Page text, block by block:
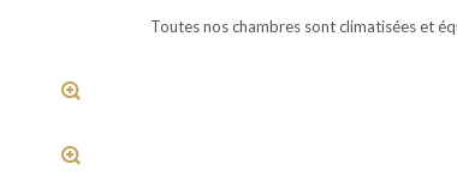
Toutes nos chambres sont climatisées et